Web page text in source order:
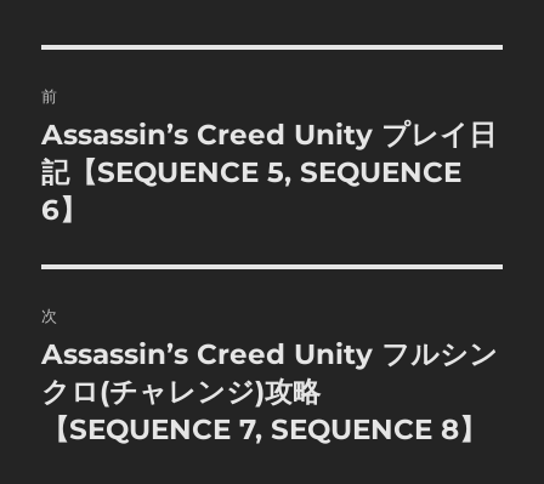
稿
ナ
ビ
ゲ
ー
シ
ョ
前
前
の
投
Assassin’s Creed Unity プレイ日
記【SEQUENCE 5, SEQUENCE
6】
次
次
の
投
Assassin’s Creed Unity フルシン
クロ(チャレンジ)攻略
【SEQUENCE 7, SEQUENCE 8】